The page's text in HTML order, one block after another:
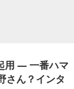
用 ― 一番ハマ
さん？インタ